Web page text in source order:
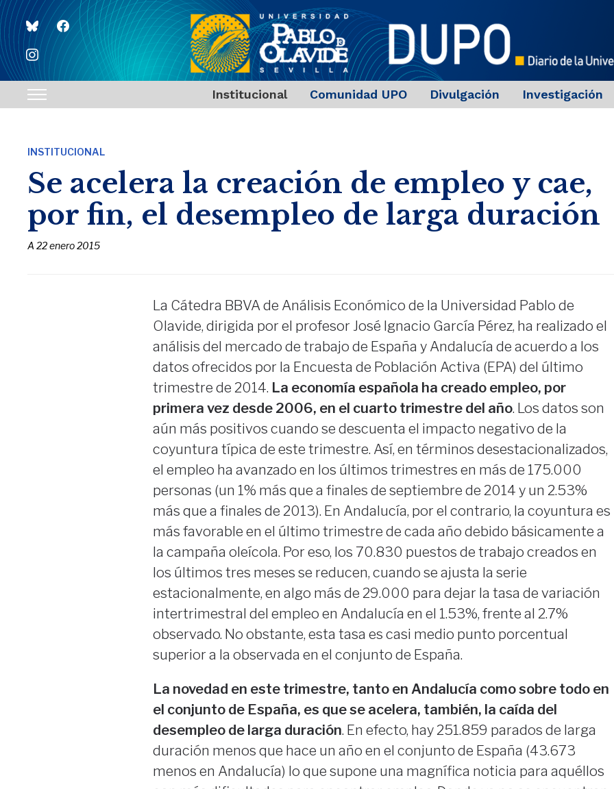
blueskyfacebook
instagram
Toggle
navigation
Institucional Comunidad UPO Divulgación Investigación
INSTITUCIONAL
Se acelera la creación de empleo y cae,
por fin, el desempleo de larga duración
A22 enero 2015
La Cátedra BBVA de Análisis Económico de la Universidad Pablo de
Olavide, dirigida por el profesor José Ignacio García Pérez, ha realizado el
análisis del mercado de trabajo de España y Andalucía de acuerdo a los
datos ofrecidos por la Encuesta de Población Activa (EPA) del último
trimestre de 2014. La economía española ha creado empleo, por
primera vez desde 2006, en el cuarto trimestre del año. Los datos son
aún más positivos cuando se descuenta el impacto negativo de la
coyuntura típica de este trimestre. Así, en términos desestacionalizados,
el empleo ha avanzado en los últimos trimestres en más de 175.000
personas (un 1% más que a finales de septiembre de 2014 y un 2.53%
más que a finales de 2013). En Andalucía, por el contrario, la coyuntura es
más favorable en el último trimestre de cada año debido básicamente a
la campaña oleícola. Por eso, los 70.830 puestos de trabajo creados en
los últimos tres meses se reducen, cuando se ajusta la serie
estacionalmente, en algo más de 29.000 para dejar la tasa de variación
intertrimestral del empleo en Andalucía en el 1.53%, frente al 2.7%
observado. No obstante, esta tasa es casi medio punto porcentual
superior a la observada en el conjunto de España.
La novedad en este trimestre, tanto en Andalucía como sobre todo en
el conjunto de España, es que se acelera, también, la caída del
desempleo de larga duración. En efecto, hay 251.859 parados de larga
duración menos que hace un año en el conjunto de España (43.673
menos en Andalucía) lo que supone una magnífica noticia para aquéllos